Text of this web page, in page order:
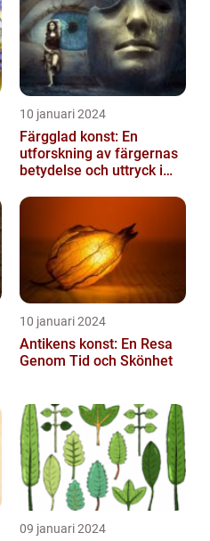
10 januari 2024
Färgglad konst: En
utforskning av färgernas
betydelse och uttryck i
10 januari 2024
Antikens konst: En Resa
Genom Tid och Skönhet
09 januari 2024